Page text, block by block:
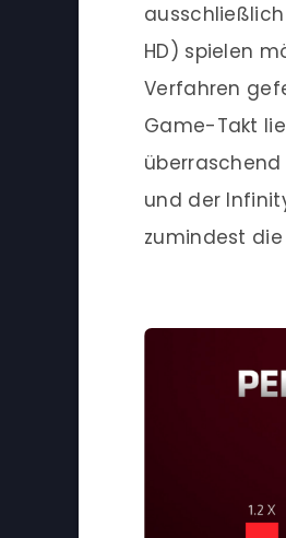
HD) spielen
Verfahren
Game-Takt
und der
zumindest